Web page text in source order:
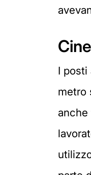
I posti
metro